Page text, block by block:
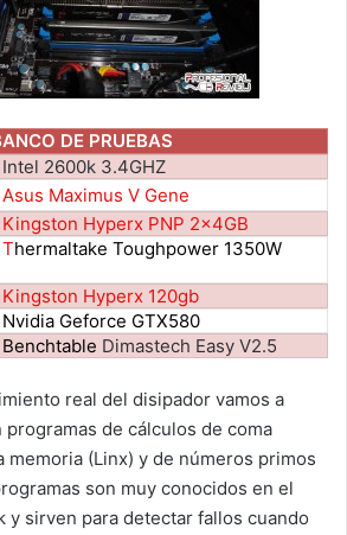
DE PRUEBAS
Intel 2600k 3.4GHZ
Asus Maximus V Gene
Kingston Hyperx PNP 2x4GB
Thermaltake Toughpower 1350W
Kingston Hyperx 120gb
Nvidia Geforce GTX580
Benchtable Dimastech Easy V2.5
real del disipador vamos a
programas de cálculos de coma
memoria (Linx) y de números primos
son muy conocidos en el
y sirven para detectar fallos cuando